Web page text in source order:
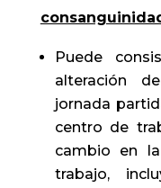
Puede
alteración
jornada
centro de
cambio en
trabajo,